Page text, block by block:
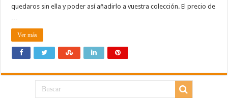
quedaros sin ella y poder así añadirlo a vuestra colección. El precio de
Ver más